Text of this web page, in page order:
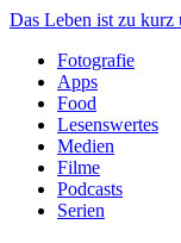
Das Leben ist zu kurz
Fotografie
Apps
Food
Lesenswertes
Medien
Filme
Podcasts
Serien